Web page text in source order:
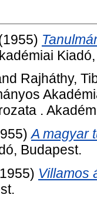
Rajháthy,
.
A magyar
Budapest.
Villamos